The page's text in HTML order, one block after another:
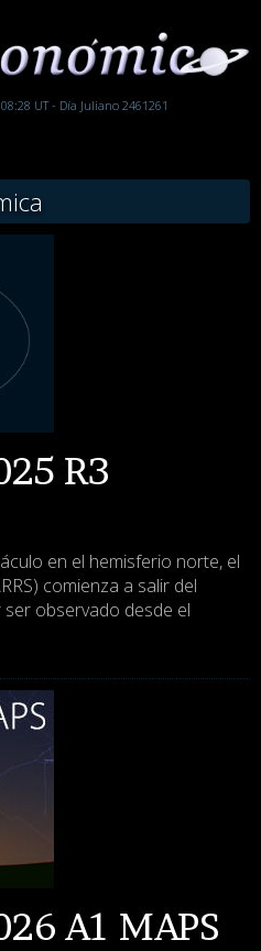
UT - Día Juliano 2461261
R3
en el hemisferio norte, el
comienza a salir del
observado desde el
A1 MAPS